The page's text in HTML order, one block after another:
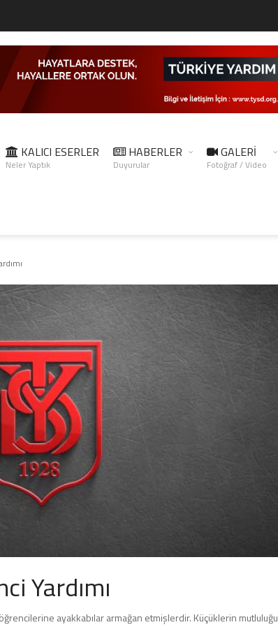
KALICI ESERLER
Neler Yaptık
HABERLER
Duyurular
GALERİ
Fotoğraf / Video
Yardımı
ayakkabılar armağan etmişlerdir. Küçüklerin mutluluğu